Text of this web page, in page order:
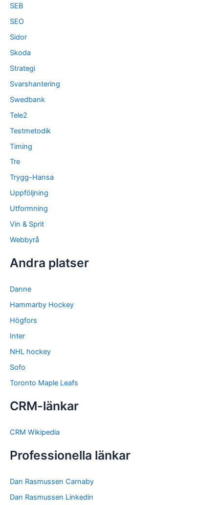
SEB
SEO
Sidor
Skoda
Strategi
Svarshantering
Swedbank
Tele2
Testmetodik
Timing
Tre
Trygg-Hansa
Uppföljning
Utformning
Vin & Sprit
Webbyrå
Andra platser
Danne
Hammarby Hockey
Högfors
Inter
NHL hockey
Sofo
Toronto Maple Leafs
CRM-länkar
CRM Wikipedia
Professionella länkar
Dan Rasmussen Carnaby
Dan Rasmussen Linkedin